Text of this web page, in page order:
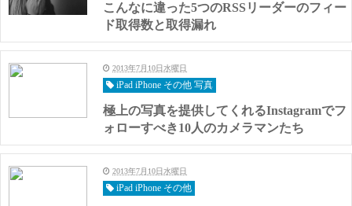
こんなに違った5つのRSSリーダーのフィー
ド取得数と取得漏れ
2013年7月10日水曜日
iPad iPhone その他 写真
極上の写真を提供してくれるInstagramでフ
ォローすべき10人のカメラマンたち
2013年7月10日水曜日
iPad iPhone その他